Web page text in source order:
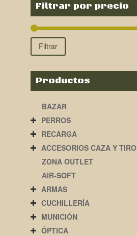
Filtrar por precio
Filtrar
Productos
BAZAR
PERROS
RECARGA
ACCESORIOS CAZA Y TIRO
ZONA OUTLET
AIR-SOFT
ARMAS
CUCHILLERÍA
MUNICIÓN
ÓPTICA